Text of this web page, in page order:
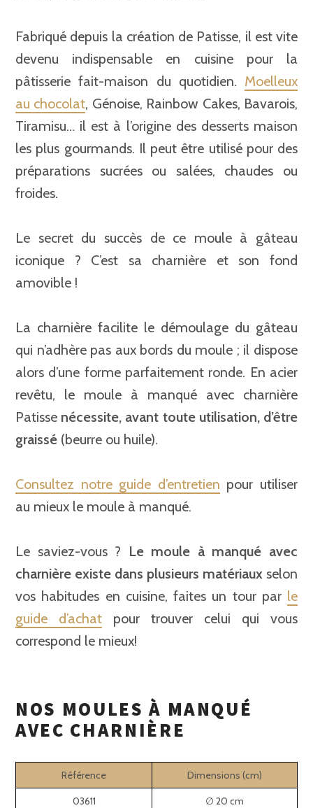
Fabriqué depuis la création de Patisse, il est vite
devenu indispensable en cuisine pour la
pâtisserie fait-maison du quotidien. Moelleux
au chocolat, Génoise, Rainbow Cakes, Bavarois,
Tiramisu… il est à l’origine des desserts maison
les plus gourmands. Il peut être utilisé pour des
préparations sucrées ou salées, chaudes ou
froides.
Le secret du succès de ce moule à gâteau
iconique ? C’est sa charnière et son fond
amovible !
La charnière facilite le démoulage du gâteau
qui n’adhère pas aux bords du moule ; il dispose
alors d’une forme parfaitement ronde. En acier
revêtu, le moule à manqué avec charnière
Patisse nécessite, avant toute utilisation, d’être
graissé (beurre ou huile).
Consultez notre guide d’entretien pour utiliser
au mieux le moule à manqué.
Le saviez-vous ? Le moule à manqué avec
charnière existe dans plusieurs matériaux selon
vos habitudes en cuisine, faites un tour par le
guide d’achat pour trouver celui qui vous
correspond le mieux!
NOS MOULES À MANQUÉ
AVEC CHARNIÈRE
Référence Dimensions (cm)
03611
∅ 20 cm